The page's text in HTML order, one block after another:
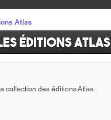
Atlas
éditions Atlas
collection des éditions Atlas.